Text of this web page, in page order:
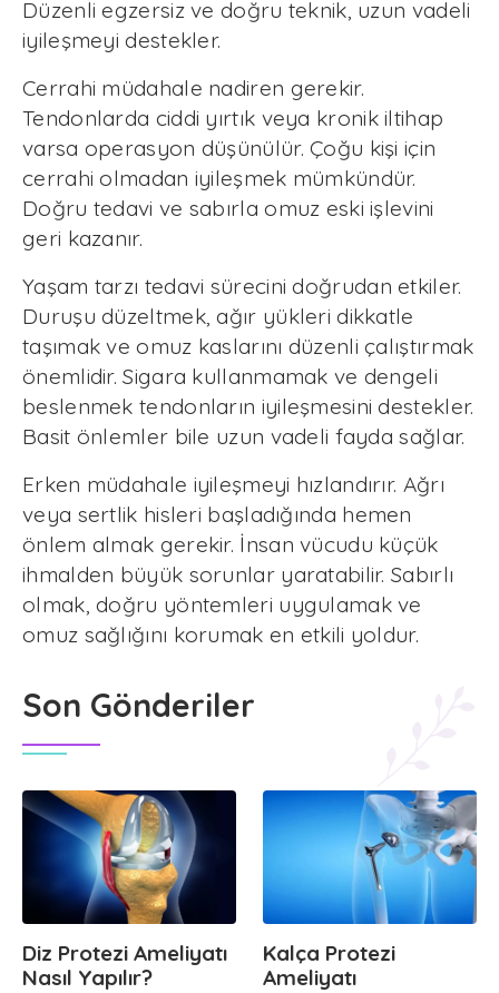
Düzenli egzersiz ve doğru teknik, uzun vadeli
iyileşmeyi destekler.
Cerrahi müdahale nadiren gerekir.
Tendonlarda ciddi yırtık veya kronik iltihap
varsa operasyon düşünülür. Çoğu kişi için
cerrahi olmadan iyileşmek mümkündür.
Doğru tedavi ve sabırla omuz eski işlevini
geri kazanır.
Yaşam tarzı tedavi sürecini doğrudan etkiler.
Duruşu düzeltmek, ağır yükleri dikkatle
taşımak ve omuz kaslarını düzenli çalıştırmak
önemlidir. Sigara kullanmamak ve dengeli
beslenmek tendonların iyileşmesini destekler.
Basit önlemler bile uzun vadeli fayda sağlar.
Erken müdahale iyileşmeyi hızlandırır. Ağrı
veya sertlik hisleri başladığında hemen
önlem almak gerekir. İnsan vücudu küçük
ihmalden büyük sorunlar yaratabilir. Sabırlı
olmak, doğru yöntemleri uygulamak ve
omuz sağlığını korumak en etkili yoldur.
Son Gönderiler
Diz Protezi Ameliyatı
Nasıl Yapılır?
Kalça Protezi
Ameliyatı